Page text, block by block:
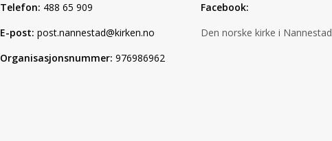
Telefon: 488 65 909
E-post: post.nannestad@kirken.no
Organisasjonsnummer: 976986962
Facebook:
Den norske kirke i Nannestad